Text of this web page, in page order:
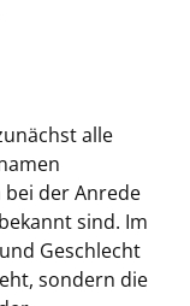
alle
bei der Anrede
sind. Im
Geschlecht
sondern die